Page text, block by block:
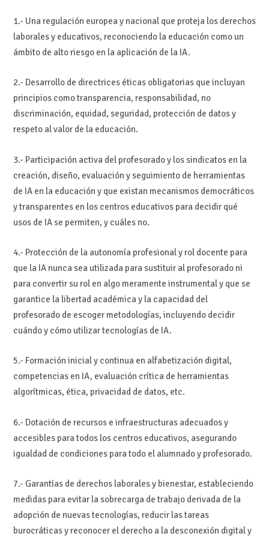
1.- Una regulación europea y nacional que proteja los derechos
laborales y educativos, reconociendo la educación como un
ámbito de alto riesgo en la aplicación de la IA.
2.- Desarrollo de directrices éticas obligatorias que incluyan
principios como transparencia, responsabilidad, no
discriminación, equidad, seguridad, protección de datos y
respeto al valor de la educación.
3.- Participación activa del profesorado y los sindicatos en la
creación, diseño, evaluación y seguimiento de herramientas
de IA en la educación y que existan mecanismos democráticos
y transparentes en los centros educativos para decidir qué
usos de IA se permiten, y cuáles no.
4.- Protección de la autonomía profesional y rol docente para
que la IA nunca sea utilizada para sustituir al profesorado ni
para convertir su rol en algo meramente instrumental y que se
garantice la libertad académica y la capacidad del
profesorado de escoger metodologías, incluyendo decidir
cuándo y cómo utilizar tecnologías de IA.
5.- Formación inicial y continua en alfabetización digital,
competencias en IA, evaluación crítica de herramientas
algorítmicas, ética, privacidad de datos, etc.
6.- Dotación de recursos e infraestructuras adecuados y
accesibles para todos los centros educativos, asegurando
igualdad de condiciones para todo el alumnado y profesorado.
7.- Garantías de derechos laborales y bienestar, estableciendo
medidas para evitar la sobrecarga de trabajo derivada de la
adopción de nuevas tecnologías, reducir las tareas
burocráticas y reconocer el derecho a la desconexión digital y